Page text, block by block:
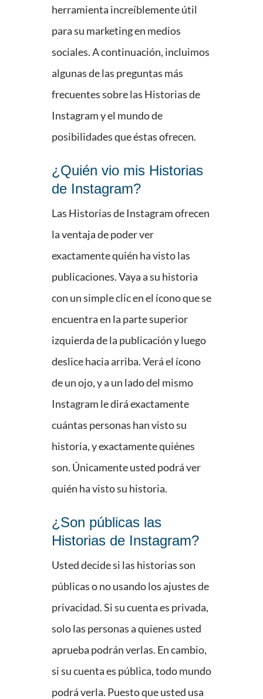
herramienta increíblemente útil
para su marketing en medios
sociales. A continuación, incluimos
algunas de las preguntas más
frecuentes sobre las Historias de
Instagram y el mundo de
posibilidades que éstas ofrecen.
¿Quién vio mis Historias
de Instagram?
Las Historias de Instagram ofrecen
la ventaja de poder ver
exactamente quién ha visto las
publicaciones. Vaya a su historia
con un simple clic en el ícono que se
encuentra en la parte superior
izquierda de la publicación y luego
deslice hacia arriba. Verá el ícono
de un ojo, y a un lado del mismo
Instagram le dirá exactamente
cuántas personas han visto su
historia, y exactamente quiénes
son. Únicamente usted podrá ver
quién ha visto su historia.
¿Son públicas las
Historias de Instagram?
Usted decide si las historias son
públicas o no usando los ajustes de
privacidad. Si su cuenta es privada,
solo las personas a quienes usted
aprueba podrán verlas. En cambio,
si su cuenta es pública, todo mundo
podrá verla. Puesto que usted usa